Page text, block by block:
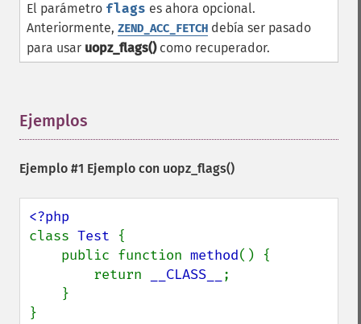
El parámetro flags es ahora opcional.
Anteriormente, ZEND_ACC_FETCH debía ser pasado
para usar uopz_flags()como recuperador.
Ejemplos
Ejemplo #1 Ejemplo con uopz_flags()
class Test {
    public function
method() {
        return
__CLASS__
;
}